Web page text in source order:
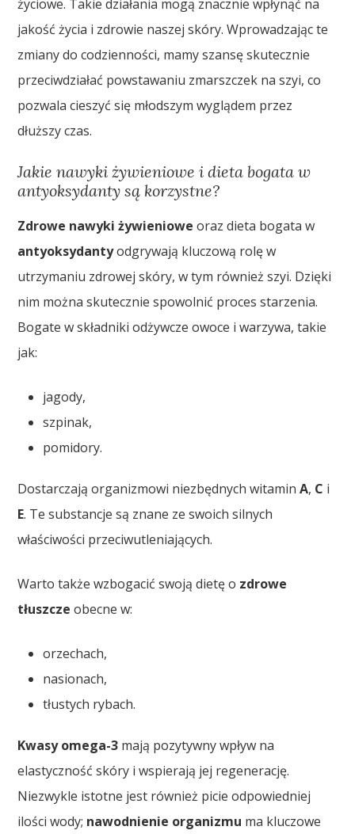
życiowe. Takie działania mogą znacznie wpłynąć na
jakość życia i zdrowie naszej skóry. Wprowadzając te
zmiany do codzienności, mamy szansę skutecznie
przeciwdziałać powstawaniu zmarszczek na szyi, co
pozwala cieszyć się młodszym wyglądem przez
dłuższy czas.
Jakie nawyki żywieniowe i dieta bogata w
antyoksydanty są korzystne?
Zdrowe nawyki żywieniowe oraz dieta bogata w
antyoksydantyodgrywają kluczową rolę w
utrzymaniu zdrowej skóry, w tym również szyi. Dzięki
nim można skutecznie spowolnić proces starzenia.
Bogate w składniki odżywcze owoce i warzywa, takie
jak:
jagody,
szpinak,
pomidory.
Dostarczają organizmowi niezbędnych witaminA, C i
E. Te substancje są znane ze swoich silnych
właściwości przeciwutleniających.
Warto także wzbogacić swoją dietę o zdrowe
tłuszcze obecne w:
orzechach,
nasionach,
tłustych rybach.
Kwasy omega-3 mają pozytywny wpływ na
elastyczność skóry i wspierają jej regenerację.
Niezwykle istotne jest również picie odpowiedniej
ilości wody; nawodnienie organizmu ma kluczowe